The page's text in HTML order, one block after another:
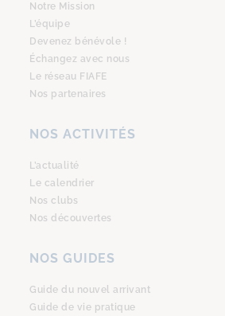
Notre Mission
L’équipe
Devenez bénévole !
Échangez avec nous
Le réseau FIAFE
Nos partenaires
NOS ACTIVITÉS
L’actualité
Le calendrier
Nos clubs
Nos découvertes
NOS GUIDES
Guide du nouvel arrivant
Guide de vie pratique